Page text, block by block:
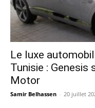
Le luxe
Tunisie : Genesis
Motor
Samir Belhassen - 20 juillet